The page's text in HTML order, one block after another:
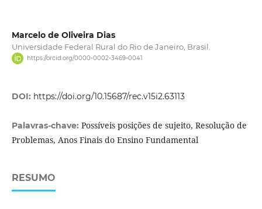
Marcelo de Oliveira Dias
Universidade Federal Rural do Rio de Janeiro, Brasil.
https://orcid.org/0000-0002-3469-0041
DOI: https://doi.org/10.15687/rec.v15i2.63113
Palavras-chave: Possíveis posições de sujeito, Resolução de
Problemas, Anos Finais do Ensino Fundamental
RESUMO